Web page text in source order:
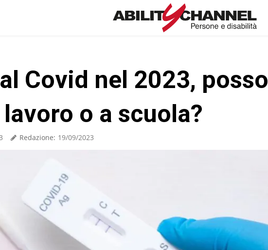
Covid nel 2023, posso
o a scuola?
Redazione: 19/09/2023